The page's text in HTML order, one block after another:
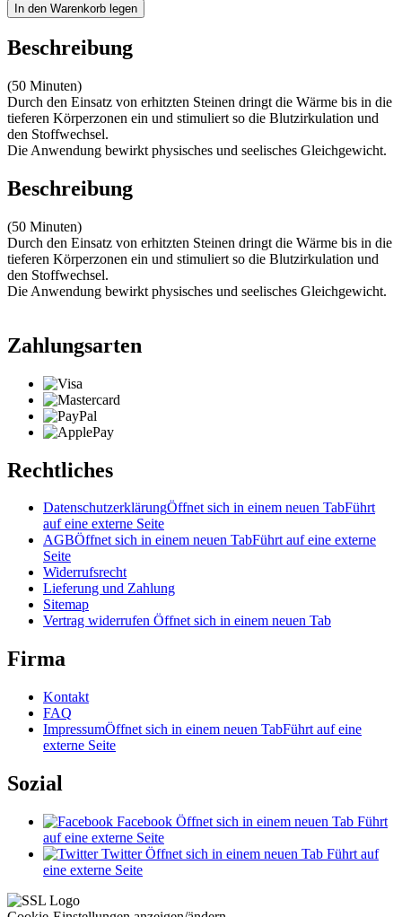
In den Warenkorb legen
Beschreibung
(50 Minuten)
Durch den Einsatz von erhitzten Steinen dringt die Wärme bis in die
tieferen Körperzonen ein und stimuliert so die Blutzirkulation und
den Stoffwechsel.
Die Anwendung bewirkt physisches und seelisches Gleichgewicht.
Beschreibung
(50 Minuten)
Durch den Einsatz von erhitzten Steinen dringt die Wärme bis in die
tieferen Körperzonen ein und stimuliert so die Blutzirkulation und
den Stoffwechsel.
Die Anwendung bewirkt physisches und seelisches Gleichgewicht.
Zahlungsarten
Rechtliches
DatenschutzerklärungÖffnet sich in einem neuen TabFührt
auf eine externe Seite
AGBÖffnet sich in einem neuen TabFührt auf eine externe
Seite
Widerrufsrecht
Lieferung und Zahlung
Sitemap
Vertrag widerrufen Öffnet sich in einem neuen Tab
Firma
Kontakt
FAQ
ImpressumÖffnet sich in einem neuen TabFührt auf eine
externe Seite
Sozial
Facebook Öffnet sich in einem neuen Tab Führt
auf eine externe Seite
Twitter Öffnet sich in einem neuen Tab Führt auf
eine externe Seite